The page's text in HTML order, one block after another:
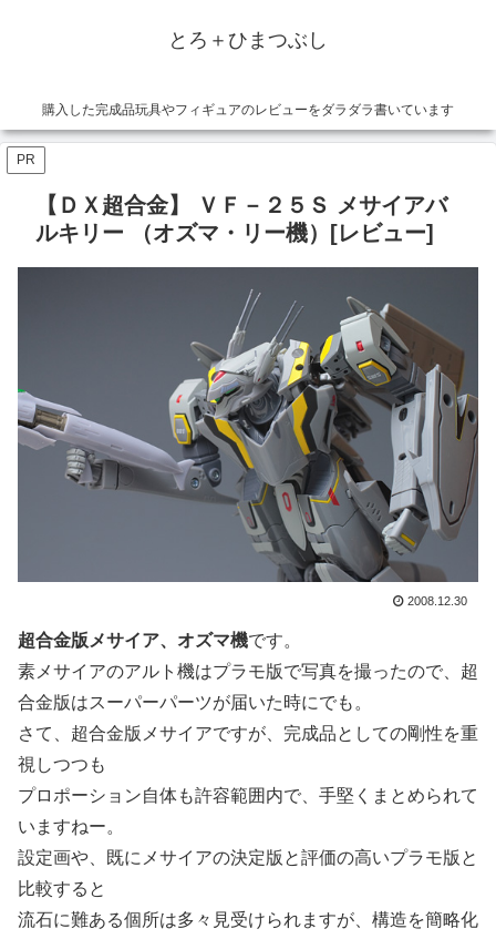
とろ＋ひまつぶし
購入した完成品玩具やフィギュアのレビューをダラダラ書いています
PR
【ＤＸ超合金】 ＶＦ－２５Ｓ メサイアバ
ルキリー （オズマ・リー機）[レビュー]
2008.12.30
超合金版メサイア、オズマ機です。
素メサイアのアルト機はプラモ版で写真を撮ったので、超
合金版はスーパーパーツが届いた時にでも。
さて、超合金版メサイアですが、完成品としての剛性を重
視しつつも
プロポーション自体も許容範囲内で、手堅くまとめられて
いますねー。
設定画や、既にメサイアの決定版と評価の高いプラモ版と
比較すると
流石に難ある個所は多々見受けられますが、構造を簡略化